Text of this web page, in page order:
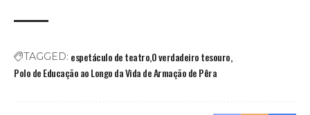
TAGGED: espetáculo de teatroO verdadeiro tesouro
Polo de Educação ao Longo da Vida de Armação de Pêra